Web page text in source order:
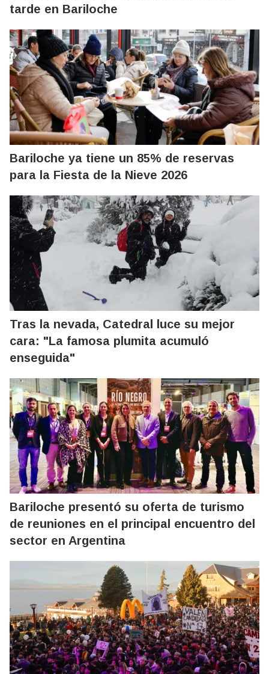
tarde en Bariloche
Bariloche ya tiene un 85% de reservas
para la Fiesta de la Nieve 2026
Tras la nevada, Catedral luce su mejor
cara: "La famosa plumita acumuló
enseguida"
Bariloche presentó su oferta de turismo
de reuniones en el principal encuentro del
sector en Argentina